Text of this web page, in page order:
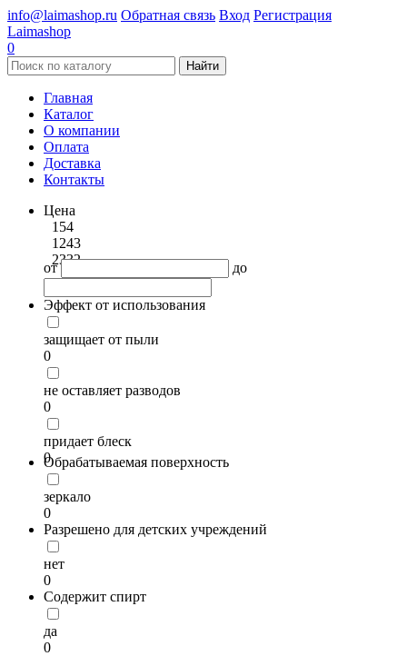
info@laimashop.ru Обратная связь Вход Регистрация
Laimashop
0
Найти
Главная
Каталог
О компании
Оплата
Доставка
Контакты
Цена
154
1243
2332
от до
Эффект от использования
защищает от пыли
0
не оставляет разводов
0
придает блеск
0
Обрабатываемая поверхность
зеркало
0
Разрешено для детских учреждений
нет
0
Содержит спирт
да
0